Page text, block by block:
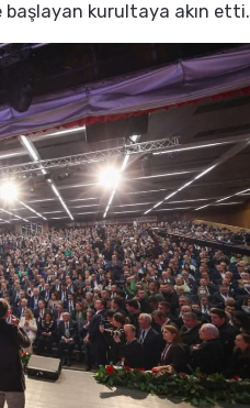
başlayan kurultaya akın etti.